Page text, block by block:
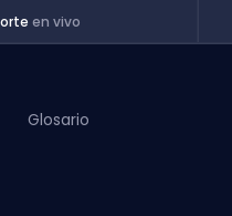
en vivo
Glosario